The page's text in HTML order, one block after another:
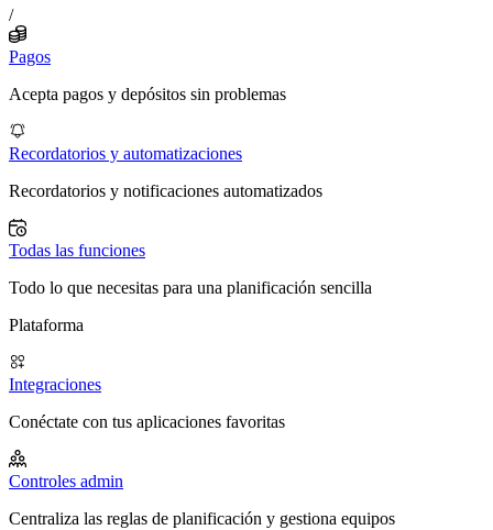
/
Pagos
Acepta pagos y depósitos sin problemas
Recordatorios y automatizaciones
Recordatorios y notificaciones automatizados
Todas las funciones
Todo lo que necesitas para una planificación sencilla
Plataforma
Integraciones
Conéctate con tus aplicaciones favoritas
Controles admin
Centraliza las reglas de planificación y gestiona equipos